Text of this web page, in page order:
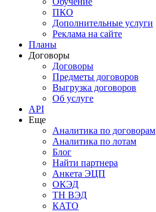
ПКО
Дополнительные услуги
Реклама на сайте
Планы
Договоры
Договоры
Предметы договоров
Выгрузка договоров
Об услуге
API
Еще
Аналитика по договорам
Аналитика по лотам
Блог
Найти партнера
Анкета ЭЦП
ОКЭД
ТН ВЭД
КАТО